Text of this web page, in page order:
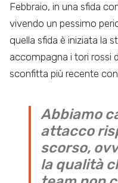
Febbraio, in una sfida
vivendo un pessimo
quella sfida è iniziata la
accompagna i tori rossi
sconfitta più recente
Abbiamo
attacco
scorso,
la qualità